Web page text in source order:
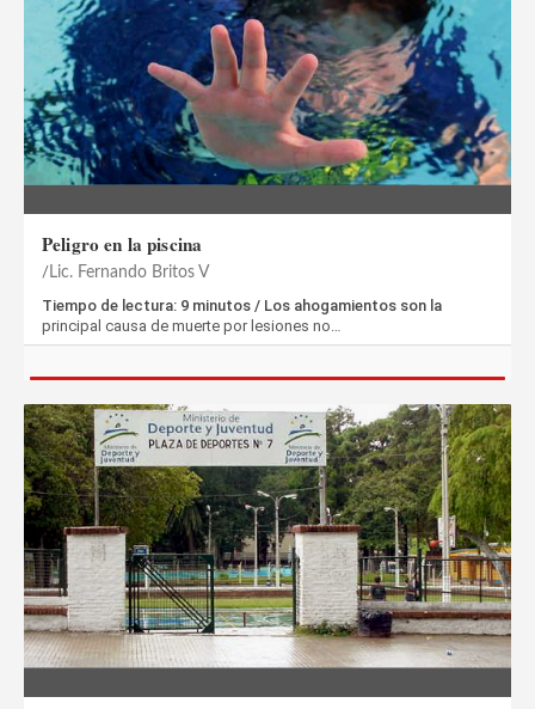
Peligro en la piscina
Lic. Fernando Britos V
Tiempo de lectura: 9 minutos / Los ahogamientos son la
principal causa de muerte por lesiones no…